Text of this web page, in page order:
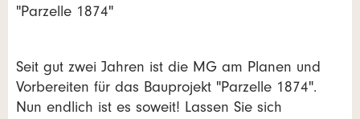
"Parzelle 1874"
Seit gut zwei Jahren ist die MG am Planen und
Vorbereiten für das Bauprojekt "Parzelle 1874".
Nun endlich ist es soweit! Lassen Sie sich